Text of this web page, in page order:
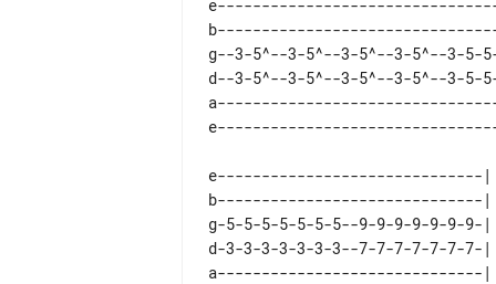
g--3-5^--3-5^--3-5^--3-5^--3-
d--3-5^--3-5^--3-5^--3-5^--3-5-
g-5-5-5-5-5-5-5--9-9-9-9-
d-3-3-3-3-3-3-3--7-7-7-7-